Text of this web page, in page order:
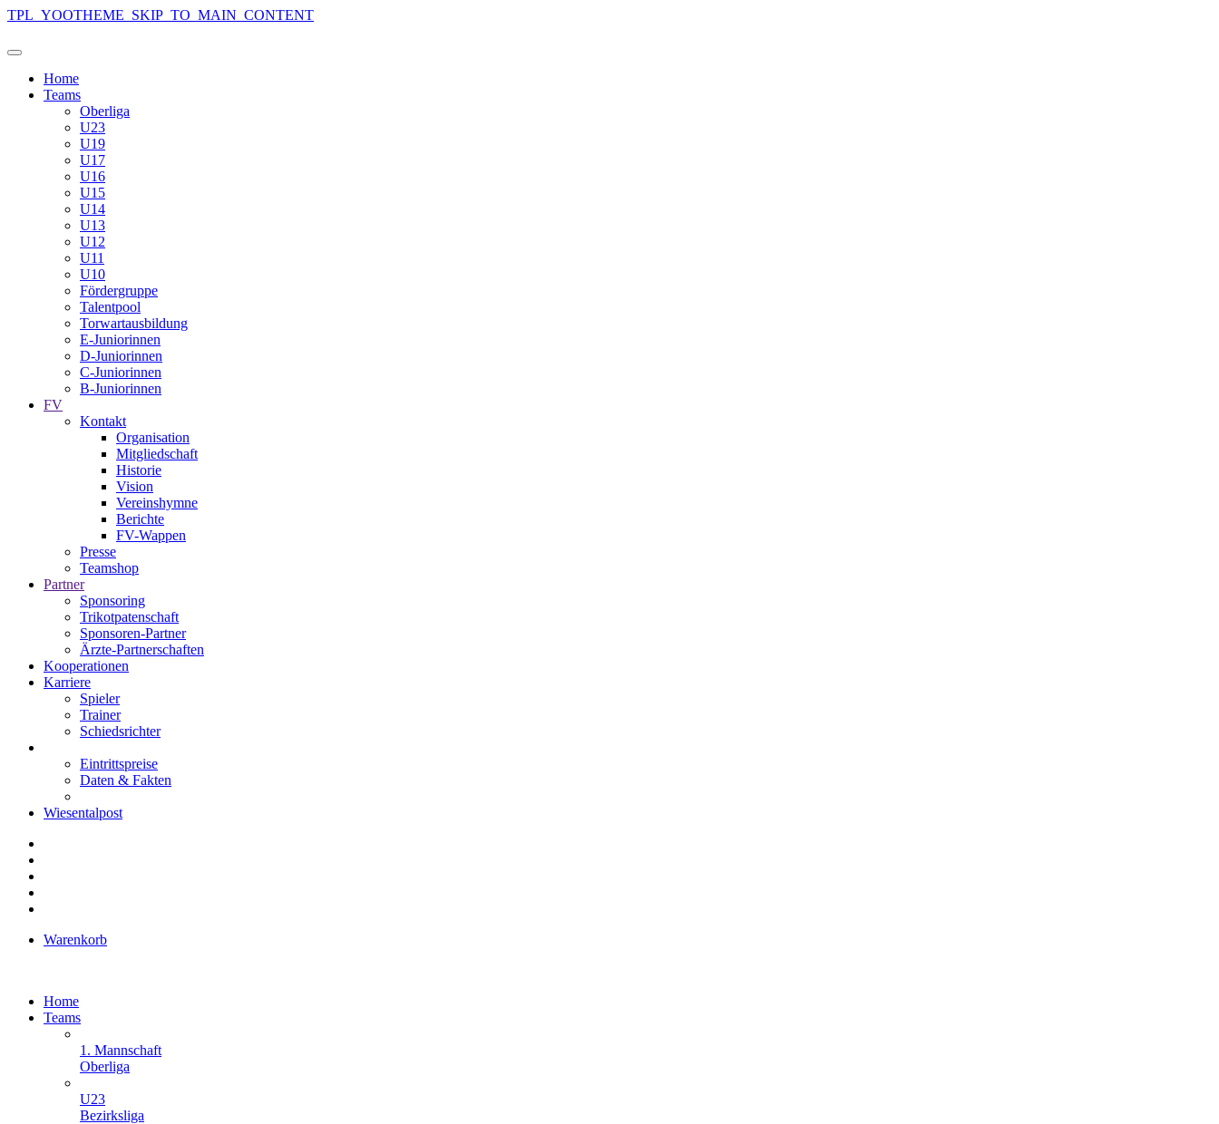
TPL_YOOTHEME_SKIP_TO_MAIN_CONTENT
Home
Teams
Oberliga
U23
U19
U17
U16
U15
U14
U13
U12
U11
U10
Fördergruppe
Talentpool
Torwartausbildung
E-Juniorinnen
D-Juniorinnen
C-Juniorinnen
B-Juniorinnen
FV
Kontakt
Organisation
Mitgliedschaft
Historie
Vision
Vereinshymne
Berichte
FV-Wappen
Presse
Teamshop
Partner
Sponsoring
Trikotpatenschaft
Sponsoren-Partner
Ärzte-Partnerschaften
Kooperationen
Karriere
Spieler
Trainer
Schiedsrichter
Eintrittspreise
Daten & Fakten
Wiesentalpost
Warenkorb
Home
Teams
1. Mannschaft
Oberliga
U23
Bezirksliga